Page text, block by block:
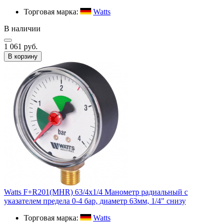
Торговая марка:
Watts
В наличии
1 061 руб.
В корзину
Watts F+R201(MHR) 63/4x1/4 Манометр радиальный с
указателем предела 0-4 бар, диаметр 63мм, 1/4" снизу
Торговая марка:
Watts